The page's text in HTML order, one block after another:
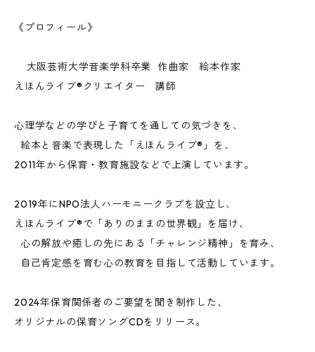
《プロフィール》
大阪芸術大学音楽学科卒業 作曲家 絵本作家
えほんライブ®クリエイター 講師
心理学などの学びと子育てを通しての気づきを、
絵本と音楽で表現した「えほんライブ®」を、
2011年から保育・教育施設などで上演しています。
2019年にNPO法人ハーモニークラブを設立し、
えほんライブ®で「ありのままの世界観」を届け、
心の解放や癒しの先にある「チャレンジ精神」を育み、
自己肯定感を育む心の教育を目指して活動しています。
2024年保育関係者のご要望を聞き制作した、
オリジナルの保育ソングCDをリリース。